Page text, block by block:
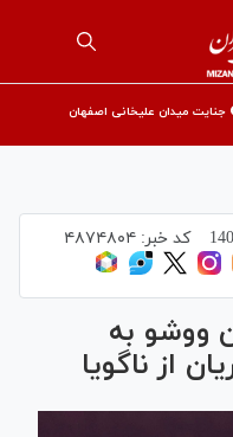
جنایت میدان علیخانی اصفهان
کد خبر: ۴۸۷۴۸۰۴
ووشو به
از ناگویا